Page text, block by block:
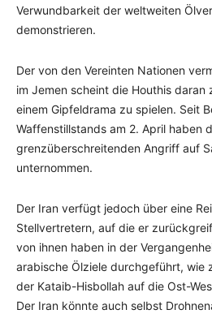
Verwundbarkeit der weltweiten
demonstrieren.
Der von den Vereinten Nationen
im Jemen scheint die Houthis daran
einem Gipfeldrama zu spielen. Seit
Waffenstillstands am 2. April haben
grenzüberschreitenden Angriff auf
unternommen.
Der Iran verfügt jedoch über eine
Stellvertretern, auf die er
von ihnen haben in der
arabische Ölziele durchgeführt, wie
der Kataib-Hisbollah auf die Ost-
Der Iran könnte auch selbst